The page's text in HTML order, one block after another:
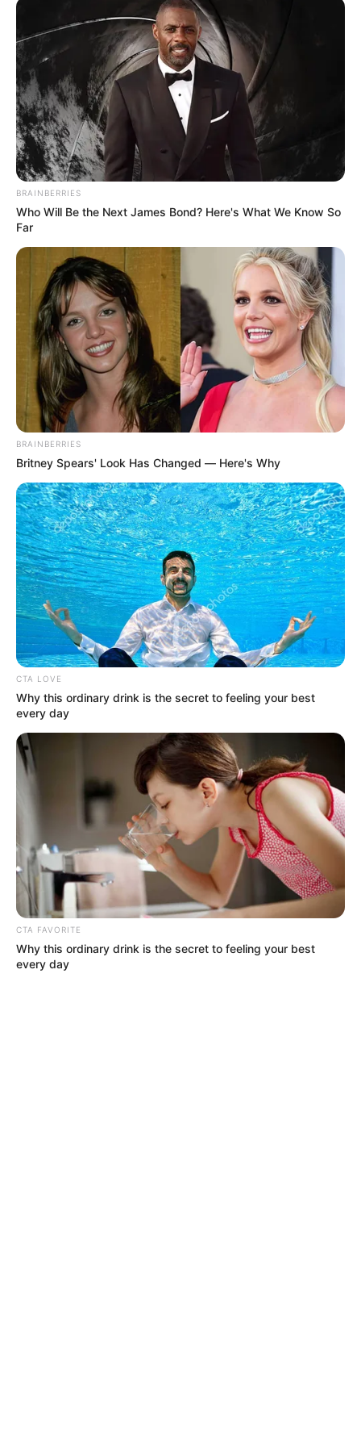
sostenible para los habitantes de la zona rural del Tolima.
Con iniciativas como esta, la gobernadora reafirma su
compromiso por mejorar la calidad de vida de todos los
tolimenses, asegurando que nadie se quede atrás en el
camino hacia el progreso.
COMPARTIR
ALERTA BOGOTÁ EN GOOGLE NEWS
TEMAS RELACIONADOS
TOLIMA GOBERNADORES
GAS DOMICILIARIO
COYAIMA
MANTÉNGASE EN ALERTA
Tenemos todas las noticias que le
interesan. Para estar bien informado, por
favor, active las notificaciones de Alerta.
ACTIVAR AHORA
TEMAS DESTACADOS
SARAMPIÓN AVENIDA AMBALÁ
IBAGUÉ
PARQUE DE DIVERSIONES
ELECCIONES PRESIDENCIALES
FENÓMENO DEL NIÑO
IBAL
BRAINBERRIES
Who Will Be the Next James Bond? Here's What We Know So
Far
BRAINBERRIES
Britney Spears' Look Has Changed — Here's Why
CTA LOVE
Why this ordinary drink is the secret to feeling your best
every day
CTA FAVORITE
Why this ordinary drink is the secret to feeling your best
every day